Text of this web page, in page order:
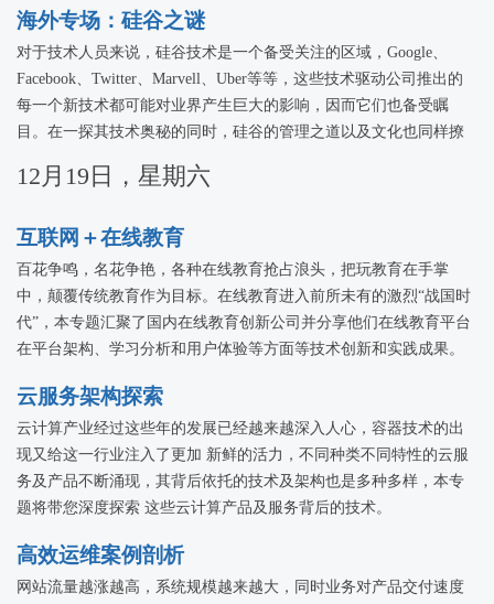
海外专场：硅谷之谜
对于技术人员来说，硅谷技术是一个备受关注的区域，Google、
Facebook、Twitter、Marvell、Uber等等，这些技术驱动公司推出的
每一个新技术都可能对业界产生巨大的影响，因而它们也备受瞩
目。在一探其技术奥秘的同时，硅谷的管理之道以及文化也同样撩
探求之路以及对硅谷文化的深层次认识揭示硅谷之谜。
12月19日，星期六
互联网＋在线教育
百花争鸣，名花争艳，各种在线教育抢占浪头，把玩教育在手掌
中，颠覆传统教育作为目标。在线教育进入前所未有的激烈“战国时
代”，本专题汇聚了国内在线教育创新公司并分享他们在线教育平台
在平台架构、学习分析和用户体验等方面等技术创新和实践成果。
云服务架构探索
云计算产业经过这些年的发展已经越来越深入人心，容器技术的出
现又给这一行业注入了更加 新鲜的活力，不同种类不同特性的云服
务及产品不断涌现，其背后依托的技术及架构也是多种多样，本专
题将带您深度探索 这些云计算产品及服务背后的技术。
高效运维案例剖析
网站流量越涨越高，系统规模越来越大，同时业务对产品交付速度